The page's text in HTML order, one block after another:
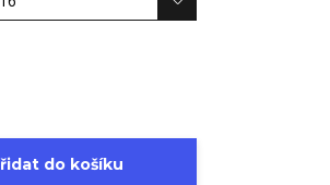
do košíku